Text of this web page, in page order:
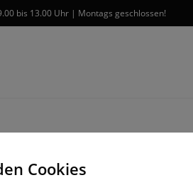
bis 13.00 Uhr | Montags geschlossen!
Cookies